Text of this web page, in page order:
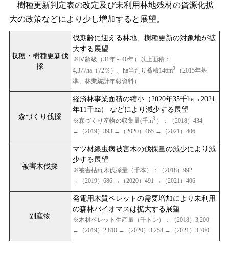
樹種更新判定表の改定及び未利用林地残材の資源化拡
大の政策などにより少し増加すると展望。
収穫・樹種更新伐
採
伐期齢に迎える林地、樹種更新の対象地が拡
大する展望
※Ⅳ齢級（31年～40年）以上面積：
4,377ha（72％）、ha当たり蓄積146m3
（2015年基
準、林業統計年報資料）
森づくり伐採
経済林事業面積の縮小（2020年35千ha→2021
年11千ha） などにより減少する展望
※森づくり産物の収集量(千m3 ）：（2018）434
→（2019）393 →（2020）465 →（2021）406
被害木伐採
マツ材線虫病被害木の伐採量の減少により減
少する展望
※被害枯れ木伐採量（千本）：（2018）992
→（2019）686 →（2020）491 →（2021）406
副産物
発電用木質ペレットの需要増加により未利用
の森林バイオマスは拡大する展望
※木材ペレット生産量（千トン）：（2018）3,200
→（2019）2,810 →（2020）3,258 →（2021）3,700